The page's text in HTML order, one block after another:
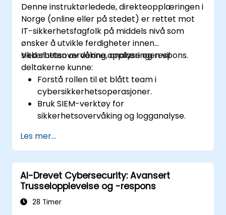
Denne instruktørledede, direkteopplæringen i
Norge (online eller på stedet) er rettet mot
IT-sikkerhetsfagfolk på middels nivå som
ønsker å utvikle ferdigheter innen
sikkerhetsovervåking, analyse og respons.
Ved slutten av denne opplæringen vil
deltakerne kunne:
Forstå rollen til et blått team i
cybersikkerhetsoperasjoner.
Bruk SIEM-verktøy for
sikkerhetsovervåking og logganalyse.
sikkerhetshendelser.
Utfør nettverkstrafikkanalyse og
innsamling av trusselinformasjon.
Bruk beste praksis i arbeidsflyter for
sikkerhetsoperasjonssenter (SOC).
Les mer...
AI-Drevet Cybersecurity: Avansert
Trusselopplevelse og -respons
28 Timer